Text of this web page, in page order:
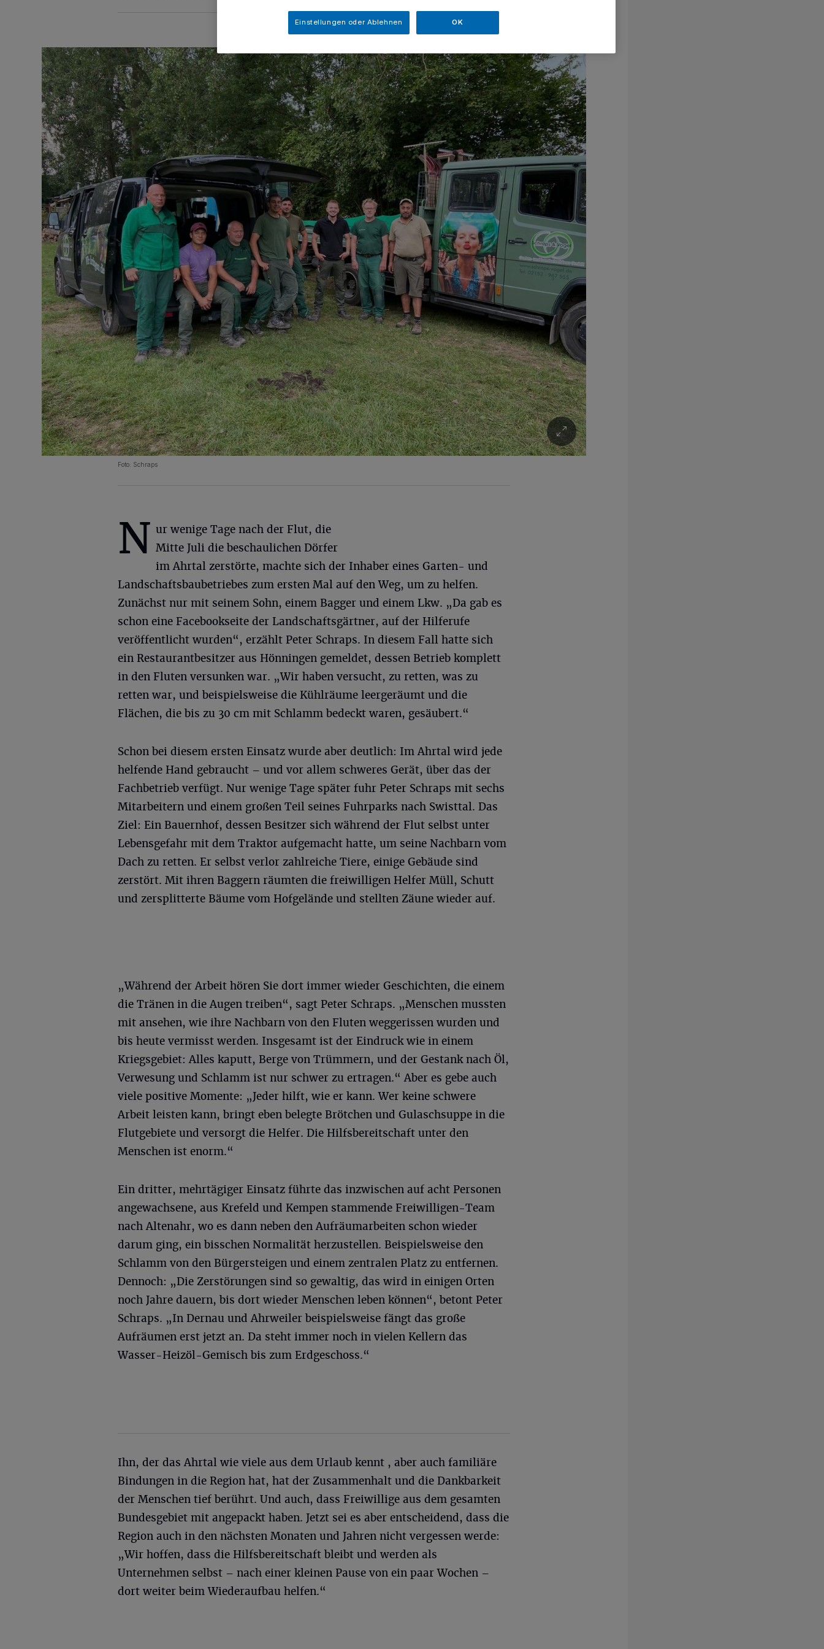
Foto: Schraps
N ur wenige Tage nach der Flut, die
Mitte Juli die beschaulichen Dörfer
im Ahrtal zerstörte, machte sich der Inhaber eines Garten- und
Landschaftsbaubetriebes zum ersten Mal auf den Weg, um zu helfen.
Zunächst nur mit seinem Sohn, einem Bagger und einem Lkw. „Da gab es
schon eine Facebookseite der Landschaftsgärtner, auf der Hilferufe
veröffentlicht wurden“, erzählt Peter Schraps. In diesem Fall hatte sich
ein Restaurantbesitzer aus Hönningen gemeldet, dessen Betrieb komplett
in den Fluten versunken war. „Wir haben versucht, zu retten, was zu
retten war, und beispielsweise die Kühlräume leergeräumt und die
Flächen, die bis zu 30 cm mit Schlamm bedeckt waren, gesäubert.“
Schon bei diesem ersten Einsatz wurde aber deutlich: Im Ahrtal wird jede
helfende Hand gebraucht – und vor allem schweres Gerät, über das der
Fachbetrieb verfügt. Nur wenige Tage später fuhr Peter Schraps mit sechs
Mitarbeitern und einem großen Teil seines Fuhrparks nach Swisttal. Das
Ziel: Ein Bauernhof, dessen Besitzer sich während der Flut selbst unter
Lebensgefahr mit dem Traktor aufgemacht hatte, um seine Nachbarn vom
Dach zu retten. Er selbst verlor zahlreiche Tiere, einige Gebäude sind
zerstört. Mit ihren Baggern räumten die freiwilligen Helfer Müll, Schutt
und zersplitterte Bäume vom Hofgelände und stellten Zäune wieder auf.
„Während der Arbeit hören Sie dort immer wieder Geschichten, die einem
die Tränen in die Augen treiben“, sagt Peter Schraps. „Menschen mussten
mit ansehen, wie ihre Nachbarn von den Fluten weggerissen wurden und
bis heute vermisst werden. Insgesamt ist der Eindruck wie in einem
Kriegsgebiet: Alles kaputt, Berge von Trümmern, und der Gestank nach Öl,
Verwesung und Schlamm ist nur schwer zu ertragen.“ Aber es gebe auch
viele positive Momente: „Jeder hilft, wie er kann. Wer keine schwere
Arbeit leisten kann, bringt eben belegte Brötchen und Gulaschsuppe in die
Flutgebiete und versorgt die Helfer. Die Hilfsbereitschaft unter den
Menschen ist enorm.“
Ein dritter, mehrtägiger Einsatz führte das inzwischen auf acht Personen
angewachsene, aus Krefeld und Kempen stammende Freiwilligen-Team
nach Altenahr, wo es dann neben den Aufräumarbeiten schon wieder
darum ging, ein bisschen Normalität herzustellen. Beispielsweise den
Schlamm von den Bürgersteigen und einem zentralen Platz zu entfernen.
Dennoch: „Die Zerstörungen sind so gewaltig, das wird in einigen Orten
noch Jahre dauern, bis dort wieder Menschen leben können“, betont Peter
Schraps. „In Dernau und Ahrweiler beispielsweise fängt das große
Aufräumen erst jetzt an. Da steht immer noch in vielen Kellern das
Wasser-Heiz­öl-Gemisch bis zum Erdgeschoss.“
Ihn, der das Ahrtal wie viele aus dem Urlaub kennt , aber auch familiäre
Bindungen in die Region hat, hat der Zusammenhalt und die Dankbarkeit
der Menschen tief berührt. Und auch, dass Freiwillige aus dem gesamten
Bundesgebiet mit angepackt haben. Jetzt sei es aber entscheidend, dass die
Region auch in den nächsten Monaten und Jahren nicht vergessen werde:
„Wir hoffen, dass die Hilfsbereitschaft bleibt und werden als
Unternehmen selbst – nach einer kleinen Pause von ein paar Wochen –
dort weiter beim Wiederaufbau helfen.“
Einstellungen oder Ablehnen OK